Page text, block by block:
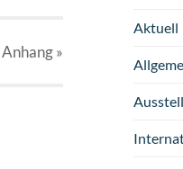
Anhang»
Aktuell